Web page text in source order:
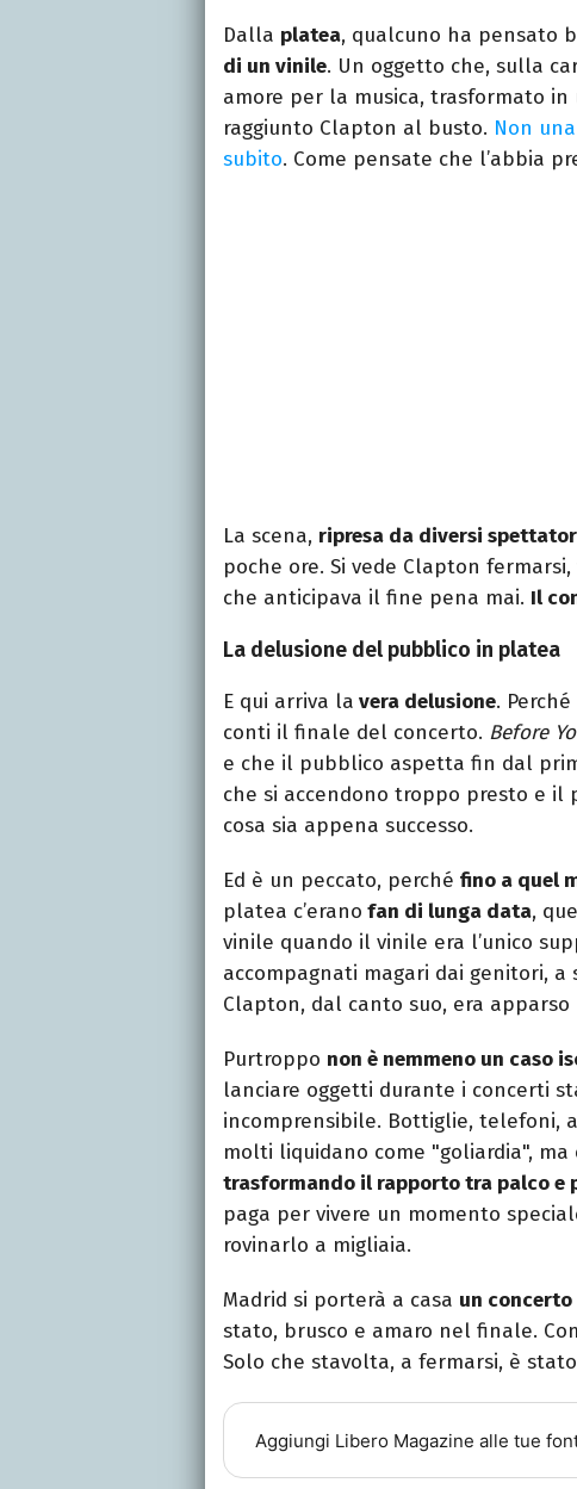
Dalla platea, qualcuno ha pensato
di un vinile. Un oggetto che, sulla
amore per la musica, trasformato
raggiunto Clapton al busto. Non
subito. Come pensate che l’abbia
La scena, ripresa da diversi
poche ore. Si vede Clapton
che anticipava il fine pena mai. Il
La delusione del pubblico in platea
E qui arriva la vera delusione.
conti il finale del concerto. Before
e che il pubblico aspetta fin dal
che si accendono troppo presto e
cosa sia appena successo.
Ed è un peccato, perché fino a quel
platea c’erano fan di lunga data,
vinile quando il vinile era l’unico
accompagnati magari dai genitori,
Clapton, dal canto suo, era
Purtroppo non è nemmeno un caso
lanciare oggetti durante i concerti
incomprensibile. Bottiglie, telefoni,
molti liquidano come "goliardia",
trasformando il rapporto tra palco e
paga per vivere un momento
rovinarlo a migliaia.
Madrid si porterà a casa un
stato, brusco e amaro nel finale.
Solo che stavolta, a fermarsi, è
Aggiungi Libero Magazine alle tue